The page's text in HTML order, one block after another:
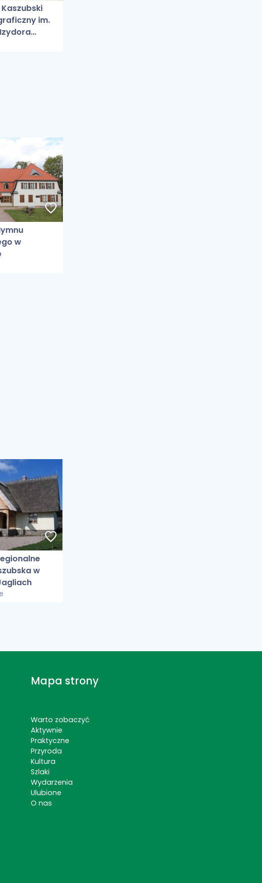
im.
we
w
w
Mapa strony
Warto zobaczyć
Aktywnie
Praktyczne
Przyroda
Kultura
Szlaki
Wydarzenia
Ulubione
O nas